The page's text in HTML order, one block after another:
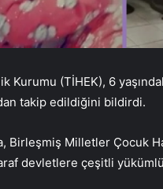
Kurumu (TİHEK), 6
takip edildiğini bildirdi.
Birleşmiş Milletler Çocuk
devletlere çeşitli